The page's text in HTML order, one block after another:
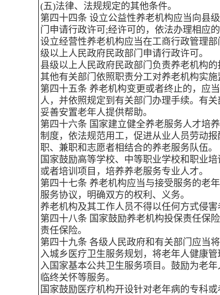
(五)法律、法规规定的其他条件。
第四十四条 设立公益性养老机构应当向县
门申请行政许可;经许可的，依法办理相应
设立经营性养老机构应当在工商行政管理
级以上人民政府民政部门申请行政许可。
县级以上人民政府民政部门负责养老机构
其他有关部门依照职责分工对养老机构实施
第四十五条 养老机构变更或者终止的，应
人，并依照规定到有关部门办理手续。有
妥善安置老年人提供帮助。
第四十六条 国家建立健全养老服务人才培
制度，依法规范用工，促进从业人员劳动
职、兼职和志愿者相结合的养老服务队伍。
国家鼓励高等学校、中等职业学校和职业
或者培训项目，培养养老服务专业人才。
第四十七条 养老机构应当与接受服务的老
服务协议，明确双方的权利、义务。
养老机构及其工作人员不得以任何方式侵
第四十八条 国家鼓励养老机构投保责任保
责任保险。
第四十九条 各级人民政府和有关部门应当
入城乡医疗卫生服务规划，将老年人健康
入国家基本公共卫生服务项目。鼓励为老
临终关怀等服务。
国家鼓励医疗机构开设针对老年病的专科